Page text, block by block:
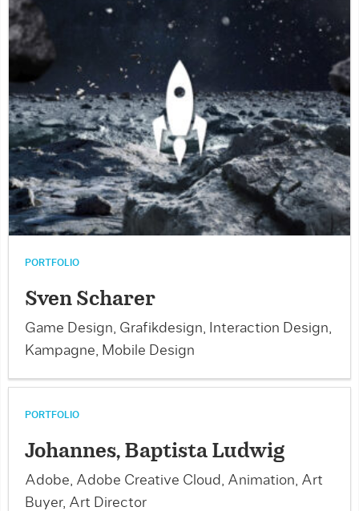
PORTFOLIO
Sven Scharer
Game Design, Grafikdesign, Interaction Design,
Kampagne, Mobile Design
PORTFOLIO
Johannes, Baptista Ludwig
Adobe, Adobe Creative Cloud, Animation, Art
Buyer, Art Director